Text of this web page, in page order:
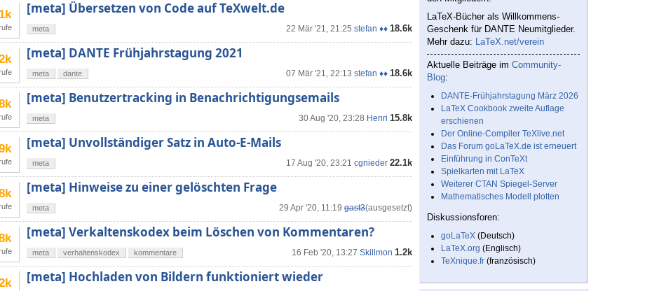
[meta] Übersetzen von Code auf TeXwelt.de
22 Mär '21, 21:25 stefan ♦♦ 18.6k
meta
[meta] DANTE Frühjahrstagung 2021
07 Mär '21, 22:13 stefan ♦♦ 18.6k
meta dante
[meta] Benutzertracking in Benachrichtigungsemails
30 Aug '20, 23:28 Henri 15.8k
meta
[meta] Unvollständiger Satz in Auto-E-Mails
17 Aug '20, 23:21 cgnieder 22.1k
meta
[meta] Hinweise zu einer gelöschten Frage
29 Apr '20, 11:19 gast3(ausgesetzt)
meta
[meta] Verkaltenskodex beim Löschen von Kommentaren?
16 Feb '20, 13:27 Skillmon 1.2k
meta verhaltenskodex kommentare
[meta] Hochladen von Bildern funktioniert wieder
LaTeX-Bücher als Willkommens-
Geschenk für DANTE Neumitglieder.
Mehr dazu: LaTeX.net/verein
Aktuelle Beiträge im Community-
Blog:
DANTE-Frühjahrstagung März 2026
LaTeX Cookbook zweite Auflage
erschienen
Der Online-Compiler TeXlive.net
Das Forum goLaTeX.de ist erneuert
Einführung in ConTeXt
Spielkarten mit LaTeX
Weiterer CTAN Spiegel-Server
Mathematisches Modell plotten
Diskussionsforen:
goLaTeX (Deutsch)
LaTeX.org (Englisch)
TeXnique.fr (französisch)